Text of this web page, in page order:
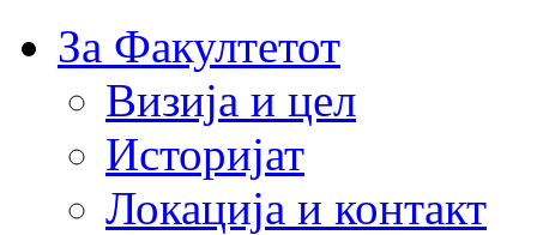
За Факултетот
Визија и цел
Историјат
Локација и контакт